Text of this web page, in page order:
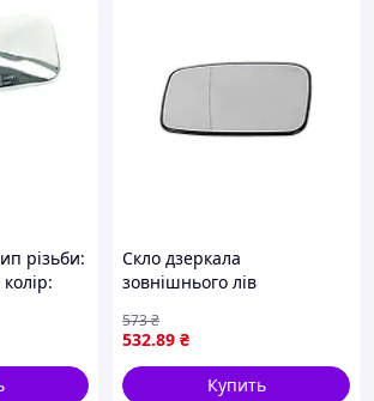
різьби:
VT
Скло дзеркала
зовнішнього лів
850, 940/960 II, S40 I, S70,
S90 I, V40, V70 I, V90 I
06.91-12.04 BLIC
532.89 ₴
573₴
Купить